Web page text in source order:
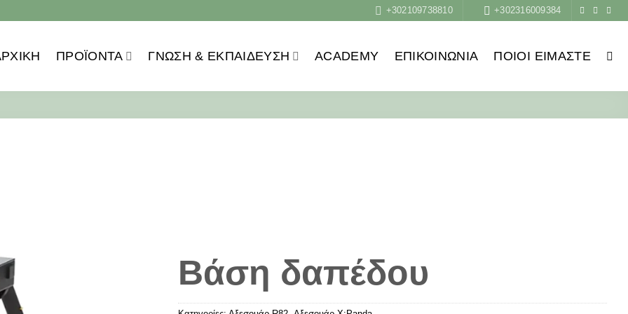
+302109738810 +302316009384
ΠΡΟΪOΝΤΑ ΓΝΏΣΗ & ΕΚΠΑΊΔΕΥΣΗ ACADEMY ΕΠΙΚΟΙΝΩΝΙΑ ΠΟΙΟΙ ΕΊΜΑΣΤΕ
Βάση δαπέδου